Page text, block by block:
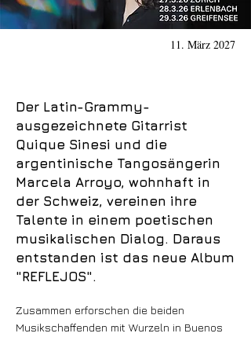
11. März 2027
Der Latin-Grammy-
ausgezeichnete Gitarrist
Quique Sinesi und die
argentinische Tangosängerin
Marcela Arroyo, wohnhaft in
der Schweiz, vereinen ihre
Talente in einem poetischen
musikalischen Dialog. Daraus
entstanden ist das neue Album
"REFLEJOS".
Zusammen erforschen die beiden
Musikschaffenden mit Wurzeln in Buenos